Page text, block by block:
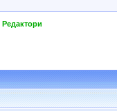
Редактори